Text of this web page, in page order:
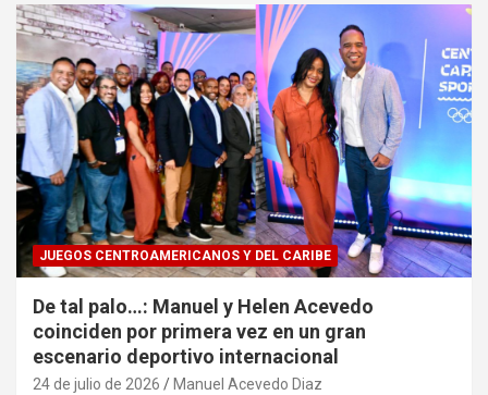
JUEGOS CENTROAMERICANOS Y DEL CARIBE
De tal palo…: Manuel y Helen Acevedo
coinciden por primera vez en un gran
escenario deportivo internacional
24 de julio de 2026 Manuel Acevedo Diaz